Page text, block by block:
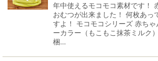
年中使えるモコモコ素材です！
おむつが出来ました！ 何枚あっ
すよ！ モコモコシリーズ 赤ち
ーカラー（もこもこ抹茶ミルク
梱…